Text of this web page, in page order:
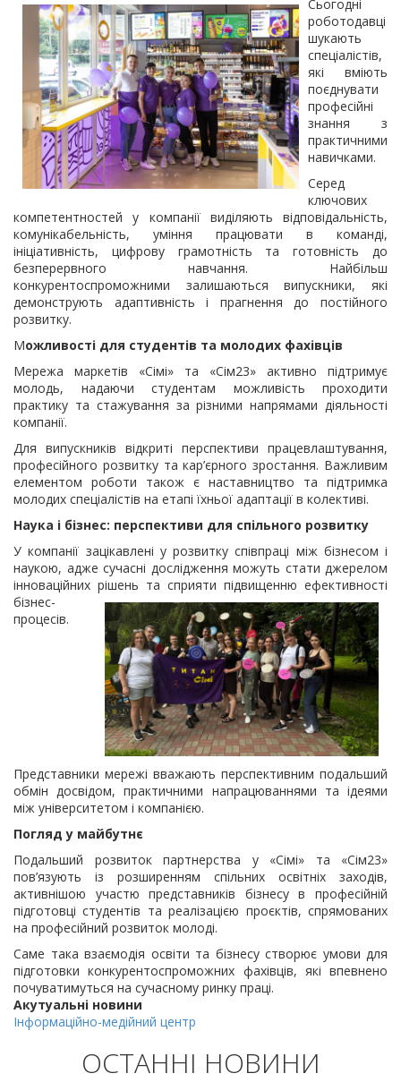
Сьогодні
роботодавці
шукають
спеціалістів,
які вміють
поєднувати
професійні
знання з
практичними
навичками.
Серед
ключових
компетентностей у компанії виділяють відповідальність,
комунікабельність, уміння працювати в команді,
ініціативність, цифрову грамотність та готовність до
безперервного навчання. Найбільш
конкурентоспроможними залишаються випускники, які
демонструють адаптивність і прагнення до постійного
розвитку.
Можливості для студентів та молодих фахівців
Мережа маркетів «Сімі» та «Сім23» активно підтримує
молодь, надаючи студентам можливість проходити
практику та стажування за різними напрямами діяльності
компанії.
Для випускників відкриті перспективи працевлаштування,
професійного розвитку та кар’єрного зростання. Важливим
елементом роботи також є наставництво та підтримка
молодих спеціалістів на етапі їхньої адаптації в колективі.
Наука і бізнес: перспективи для спільного розвитку
У компанії зацікавлені у розвитку співпраці між бізнесом і
наукою, адже сучасні дослідження можуть стати джерелом
інноваційних рішень та сприяти підвищенню ефективності
бізнес-
процесів.
Представники мережі вважають перспективним подальший
обмін досвідом, практичними напрацюваннями та ідеями
між університетом і компанією.
Погляд у майбутнє
Подальший розвиток партнерства у «Сімі» та «Сім23»
пов’язують із розширенням спільних освітніх заходів,
активнішою участю представників бізнесу в професійній
підготовці студентів та реалізацією проєктів, спрямованих
на професійний розвиток молоді.
Саме така взаємодія освіти та бізнесу створює умови для
підготовки конкурентоспроможних фахівців, які впевнено
почуватимуться на сучасному ринку праці.
Акутуальні новини
Інформаційно-медійний центр
ОСТАННІ НОВИНИ